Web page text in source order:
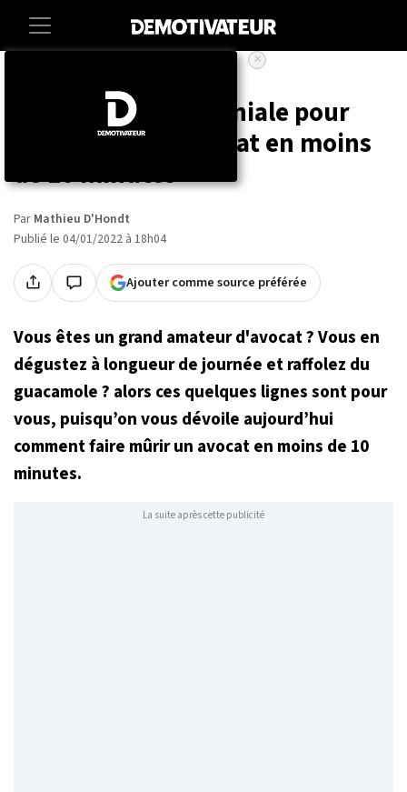
Voici une astuce géniale pour
faire mûrir un avocat en moins
de 10 minutes
Par Mathieu D'Hondt
Publié le 04/01/2022 à 18h04
Ajouter comme source préférée
Vous êtes un grand amateur d'avocat ? Vous en
dégustez à longueur de journée et raffolez du
guacamole ? alors ces quelques lignes sont pour
vous, puisqu’on vous dévoile aujourd’hui
comment faire mûrir un avocat en moins de 10
minutes.
La suite après cette publicité
×